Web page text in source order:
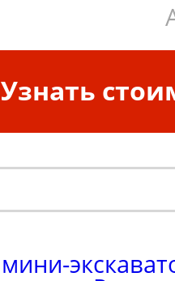
Узнать